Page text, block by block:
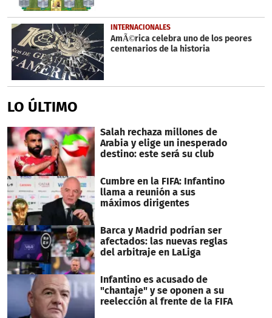
INTERNACIONALES
AmÃ©rica celebra uno de los peores
centenarios de la historia
LO ÚLTIMO
Salah rechaza millones de
Arabia y elige un inesperado
destino: este será su club
Cumbre en la FIFA: Infantino
llama a reunión a sus
máximos dirigentes
Barca y Madrid podrían ser
afectados: las nuevas reglas
del arbitraje en LaLiga
Infantino es acusado de
"chantaje" y se oponen a su
reelección al frente de la FIFA